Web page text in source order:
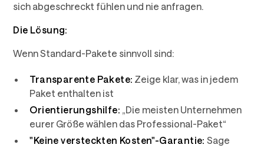
sich abgeschreckt fühlen und nie anfragen.
Die Lösung:
Wenn Standard-Pakete sinnvoll sind:
Transparente Pakete: Zeige klar, was in jedem
Paket enthalten ist
Orientierungshilfe: „Die meisten Unternehmen
eurer Größe wählen das Professional-Paket“
"Keine versteckten Kosten"-Garantie: Sage